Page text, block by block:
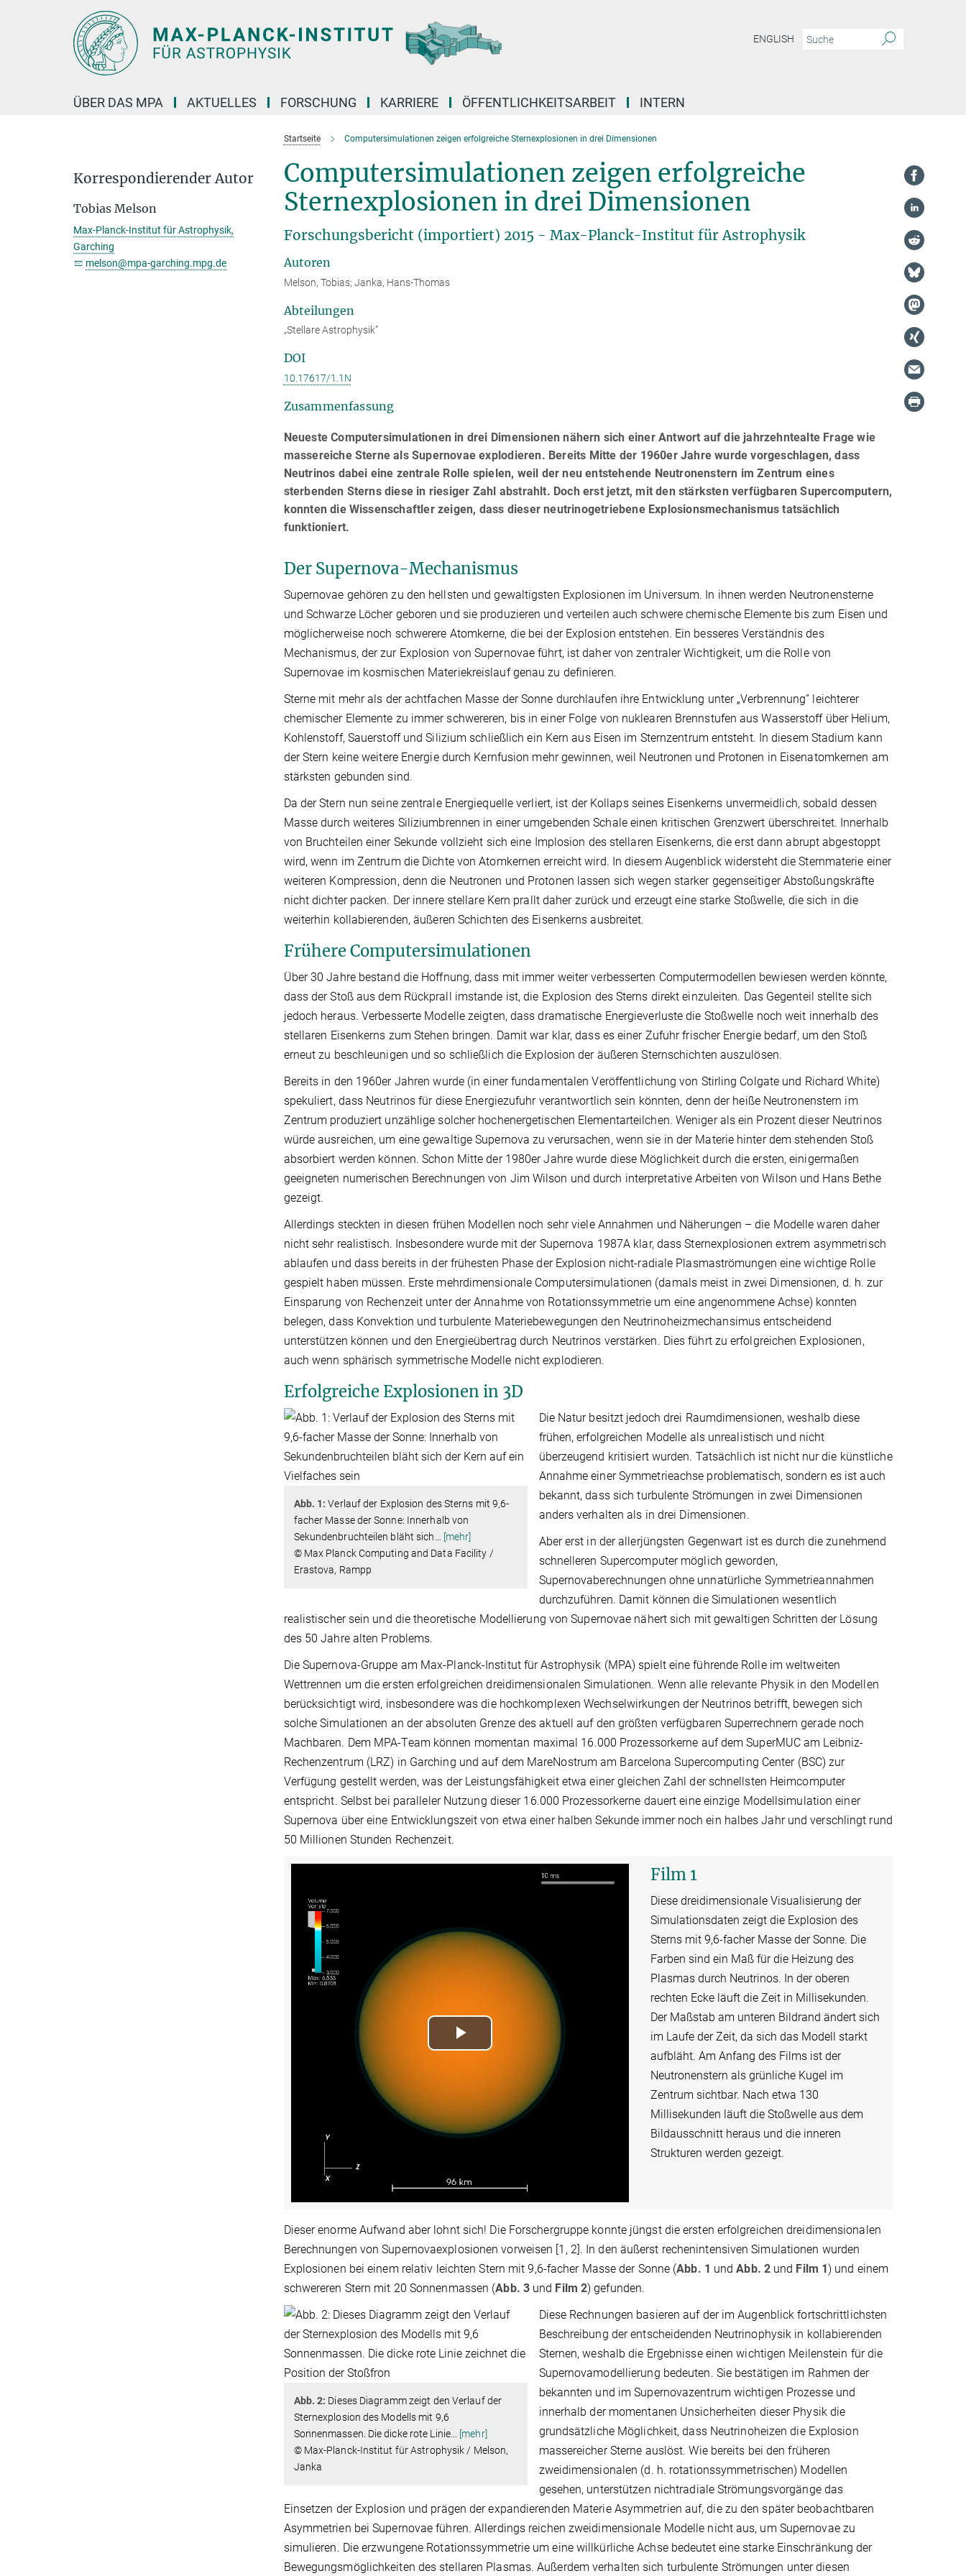
ENGLISH
ÜBER DAS MPA AKTUELLES FORSCHUNG KARRIERE ÖFFENTLICHKEITSARBEIT INTERN
Startseite Computersimulationen zeigen erfolgreiche Sternexplosionen in drei Dimensionen
Computersimulationen zeigen erfolgreiche
Sternexplosionen in drei Dimensionen
Forschungsbericht (importiert) 2015 - Max-Planck-Institut für Astrophysik
Autoren
Melson, Tobias; Janka, Hans-Thomas
Abteilungen
„Stellare Astrophysik”
DOI
10.17617/1.1N
Zusammenfassung
Neueste Computersimulationen in drei Dimensionen nähern sich einer Antwort auf die jahrzehntealte Frage wie
massereiche Sterne als Supernovae explodieren. Bereits Mitte der 1960er Jahre wurde vorgeschlagen, dass
Neutrinos dabei eine zentrale Rolle spielen, weil der neu entstehende Neutronenstern im Zentrum eines
sterbenden Sterns diese in riesiger Zahl abstrahlt. Doch erst jetzt, mit den stärksten verfügbaren Supercomputern,
konnten die Wissenschaftler zeigen, dass dieser neutrinogetriebene Explosionsmechanismus tatsächlich
funktioniert.
Der Supernova-Mechanismus
Supernovae gehören zu den hellsten und gewaltigsten Explosionen im Universum. In ihnen werden Neutronensterne
und Schwarze Löcher geboren und sie produzieren und verteilen auch schwere chemische Elemente bis zum Eisen und
möglicherweise noch schwerere Atomkerne, die bei der Explosion entstehen. Ein besseres Verständnis des
Mechanismus, der zur Explosion von Supernovae führt, ist daher von zentraler Wichtigkeit, um die Rolle von
Supernovae im kosmischen Materiekreislauf genau zu definieren.
Sterne mit mehr als der achtfachen Masse der Sonne durchlaufen ihre Entwicklung unter „Verbrennung” leichterer
chemischer Elemente zu immer schwereren, bis in einer Folge von nuklearen Brennstufen aus Wasserstoff über Helium,
Kohlenstoff, Sauerstoff und Silizium schließlich ein Kern aus Eisen im Sternzentrum entsteht. In diesem Stadium kann
der Stern keine weitere Energie durch Kernfusion mehr gewinnen, weil Neutronen und Protonen in Eisenatomkernen am
stärksten gebunden sind.
Da der Stern nun seine zentrale Energiequelle verliert, ist der Kollaps seines Eisenkerns unvermeidlich, sobald dessen
Masse durch weiteres Siliziumbrennen in einer umgebenden Schale einen kritischen Grenzwert überschreitet. Innerhalb
von Bruchteilen einer Sekunde vollzieht sich eine Implosion des stellaren Eisenkerns, die erst dann abrupt abgestoppt
wird, wenn im Zentrum die Dichte von Atomkernen erreicht wird. In diesem Augenblick widersteht die Sternmaterie einer
weiteren Kompression, denn die Neutronen und Protonen lassen sich wegen starker gegenseitiger Abstoßungskräfte
nicht dichter packen. Der innere stellare Kern prallt daher zurück und erzeugt eine starke Stoßwelle, die sich in die
weiterhin kollabierenden, äußeren Schichten des Eisenkerns ausbreitet.
Frühere Computersimulationen
Über 30 Jahre bestand die Hoffnung, dass mit immer weiter verbesserten Computermodellen bewiesen werden könnte,
dass der Stoß aus dem Rückprall imstande ist, die Explosion des Sterns direkt einzuleiten. Das Gegenteil stellte sich
jedoch heraus. Verbesserte Modelle zeigten, dass dramatische Energieverluste die Stoßwelle noch weit innerhalb des
stellaren Eisenkerns zum Stehen bringen. Damit war klar, dass es einer Zufuhr frischer Energie bedarf, um den Stoß
erneut zu beschleunigen und so schließlich die Explosion der äußeren Sternschichten auszulösen.
Bereits in den 1960er Jahren wurde (in einer fundamentalen Veröffentlichung von Stirling Colgate und Richard White)
spekuliert, dass Neutrinos für diese Energiezufuhr verantwortlich sein könnten, denn der heiße Neutronenstern im
Zentrum produziert unzählige solcher hochenergetischen Elementarteilchen. Weniger als ein Prozent dieser Neutrinos
würde ausreichen, um eine gewaltige Supernova zu verursachen, wenn sie in der Materie hinter dem stehenden Stoß
absorbiert werden können. Schon Mitte der 1980er Jahre wurde diese Möglichkeit durch die ersten, einigermaßen
geeigneten numerischen Berechnungen von Jim Wilson und durch interpretative Arbeiten von Wilson und Hans Bethe
gezeigt.
Allerdings steckten in diesen frühen Modellen noch sehr viele Annahmen und Näherungen – die Modelle waren daher
nicht sehr realistisch. Insbesondere wurde mit der Supernova 1987A klar, dass Sternexplosionen extrem asymmetrisch
ablaufen und dass bereits in der frühesten Phase der Explosion nicht-radiale Plasmaströmungen eine wichtige Rolle
gespielt haben müssen. Erste mehrdimensionale Computersimulationen (damals meist in zwei Dimensionen, d. h. zur
Einsparung von Rechenzeit unter der Annahme von Rotationssymmetrie um eine angenommene Achse) konnten
belegen, dass Konvektion und turbulente Materiebewegungen den Neutrinoheizmechansimus entscheidend
unterstützen können und den Energieübertrag durch Neutrinos verstärken. Dies führt zu erfolgreichen Explosionen,
auch wenn sphärisch symmetrische Modelle nicht explodieren.
Erfolgreiche Explosionen in 3D
Abb. 1: Verlauf der Explosion des Sterns mit 9,6-
facher Masse der Sonne: Innerhalb von
Sekundenbruchteilen bläht sich… [mehr]
© Max Planck Computing and Data Facility /
Erastova, Rampp
Die Natur besitzt jedoch drei Raumdimensionen, weshalb diese
frühen, erfolgreichen Modelle als unrealistisch und nicht
überzeugend kritisiert wurden. Tatsächlich ist nicht nur die künstliche
Annahme einer Symmetrieachse problematisch, sondern es ist auch
bekannt, dass sich turbulente Strömungen in zwei Dimensionen
anders verhalten als in drei Dimensionen.
Aber erst in der allerjüngsten Gegenwart ist es durch die zunehmend
schnelleren Supercomputer möglich geworden,
Supernovaberechnungen ohne unnatürliche Symmetrieannahmen
durchzuführen. Damit können die Simulationen wesentlich
realistischer sein und die theoretische Modellierung von Supernovae nähert sich mit gewaltigen Schritten der Lösung
des 50 Jahre alten Problems.
Die Supernova-Gruppe am Max-Planck-Institut für Astrophysik (MPA) spielt eine führende Rolle im weltweiten
Wettrennen um die ersten erfolgreichen dreidimensionalen Simulationen. Wenn alle relevante Physik in den Modellen
berücksichtigt wird, insbesondere was die hochkomplexen Wechselwirkungen der Neutrinos betrifft, bewegen sich
solche Simulationen an der absoluten Grenze des aktuell auf den größten verfügbaren Superrechnern gerade noch
Machbaren. Dem MPA-Team können momentan maximal 16.000 Prozessorkerne auf dem SuperMUC am Leibniz-
Rechenzentrum (LRZ) in Garching und auf dem MareNostrum am Barcelona Supercomputing Center (BSC) zur
Verfügung gestellt werden, was der Leistungsfähigkeit etwa einer gleichen Zahl der schnellsten Heimcomputer
entspricht. Selbst bei paralleler Nutzung dieser 16.000 Prozessorkerne dauert eine einzige Modellsimulation einer
Supernova über eine Entwicklungszeit von etwa einer halben Sekunde immer noch ein halbes Jahr und verschlingt rund
50 Millionen Stunden Rechenzeit.
Play
Film 1
Diese dreidimensionale Visualisierung der
Simulationsdaten zeigt die Explosion des
Sterns mit 9,6-facher Masse der Sonne. Die
Farben sind ein Maß für die Heizung des
Plasmas durch Neutrinos. In der oberen
rechten Ecke läuft die Zeit in Millisekunden.
Der Maßstab am unteren Bildrand ändert sich
im Laufe der Zeit, da sich das Modell starkt
aufbläht. Am Anfang des Films ist der
Neutronenstern als grünliche Kugel im
Zentrum sichtbar. Nach etwa 130
Millisekunden läuft die Stoßwelle aus dem
Bildausschnitt heraus und die inneren
Strukturen werden gezeigt.
Dieser enorme Aufwand aber lohnt sich! Die Forschergruppe konnte jüngst die ersten erfolgreichen dreidimensionalen
Berechnungen von Supernovaexplosionen vorweisen [1, 2]. In den äußerst rechenintensiven Simulationen wurden
Explosionen bei einem relativ leichten Stern mit 9,6-facher Masse der Sonne (Abb. 1 undAbb. 2und Film 1) und einem
schwereren Stern mit 20 Sonnenmassen (Abb. 3und Film 2) gefunden.
Abb. 2: Dieses Diagramm zeigt den Verlauf der
Sternexplosion des Modells mit 9,6
Sonnenmassen. Die dicke rote Linie… [mehr]
© Max-Planck-Institut für Astrophysik / Melson,
Janka
Diese Rechnungen basieren auf der im Augenblick fortschrittlichsten
Beschreibung der entscheidenden Neutrinophysik in kollabierenden
Sternen, weshalb die Ergebnisse einen wichtigen Meilenstein für die
Supernovamodellierung bedeuten. Sie bestätigen im Rahmen der
bekannten und im Supernovazentrum wichtigen Prozesse und
innerhalb der momentanen Unsicherheiten dieser Physik die
grundsätzliche Möglichkeit, dass Neutrinoheizen die Explosion
massereicher Sterne auslöst. Wie bereits bei den früheren
zweidimensionalen (d. h. rotationssymmetrischen) Modellen
gesehen, unterstützen nichtradiale Strömungsvorgänge das
Einsetzen der Explosion und prägen der expandierenden Materie Asymmetrien auf, die zu den später beobachtbaren
Asymmetrien bei Supernovae führen. Allerdings reichen zweidimensionale Modelle nicht aus, um Supernovae zu
simulieren. Die erzwungene Rotationssymmetrie um eine willkürliche Achse bedeutet eine starke Einschränkung der
Bewegungsmöglichkeiten des stellaren Plasmas. Außerdem verhalten sich turbulente Strömungen unter diesen
Korrespondierender Autor
Tobias Melson
Max-Planck-Institut für Astrophysik,
Garching
melson@mpa-garching.mpg.de